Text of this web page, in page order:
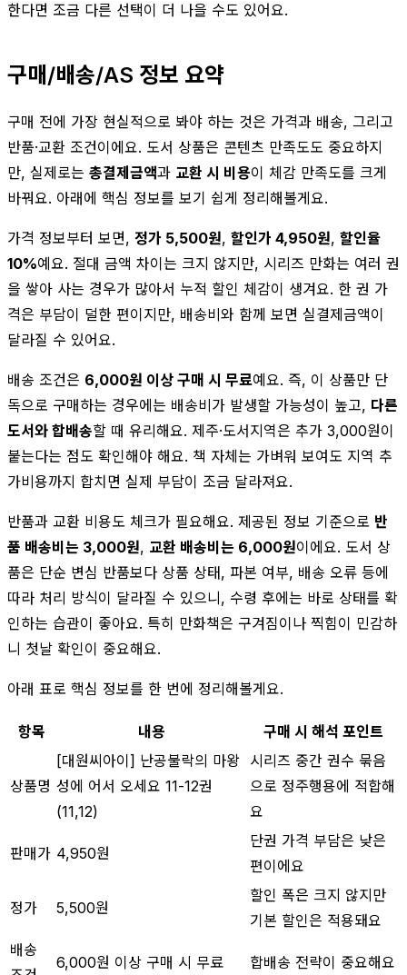
한다면 조금 다른 선택이 더 나을 수도 있어요.
구매/배송/AS 정보 요약
구매 전에 가장 현실적으로 봐야 하는 것은 가격과 배송, 그리고
반품·교환 조건이에요. 도서 상품은 콘텐츠 만족도도 중요하지
만, 실제로는 총결제금액과 교환 시 비용이 체감 만족도를 크게
바꿔요. 아래에 핵심 정보를 보기 쉽게 정리해볼게요.
가격 정보부터 보면, 정가 5,500원, 할인가 4,950원, 할인율
10%예요. 절대 금액 차이는 크지 않지만, 시리즈 만화는 여러 권
을 쌓아 사는 경우가 많아서 누적 할인 체감이 생겨요. 한 권 가
격은 부담이 덜한 편이지만, 배송비와 함께 보면 실결제금액이
달라질 수 있어요.
배송 조건은 6,000원 이상 구매 시 무료예요. 즉, 이 상품만 단
독으로 구매하는 경우에는 배송비가 발생할 가능성이 높고, 다른
도서와 합배송할 때 유리해요. 제주·도서지역은 추가 3,000원이
붙는다는 점도 확인해야 해요. 책 자체는 가벼워 보여도 지역 추
가비용까지 합치면 실제 부담이 조금 달라져요.
반품과 교환 비용도 체크가 필요해요. 제공된 정보 기준으로 반
품 배송비는 3,000원, 교환 배송비는 6,000원이에요. 도서 상
품은 단순 변심 반품보다 상품 상태, 파본 여부, 배송 오류 등에
따라 처리 방식이 달라질 수 있으니, 수령 후에는 바로 상태를 확
인하는 습관이 좋아요. 특히 만화책은 구겨짐이나 찍힘이 민감하
니 첫날 확인이 중요해요.
아래 표로 핵심 정보를 한 번에 정리해볼게요.
항목 내용 구매 시 해석 포인트
상품명
[대원씨아이] 난공불락의 마왕
성에 어서 오세요 11-12권
(11,12)
시리즈 중간 권수 묶음
으로 정주행용에 적합해
요
판매가 4,950원
단권 가격 부담은 낮은
편이에요
정가 5,500원
할인 폭은 크지 않지만
기본 할인은 적용돼요
배송
6,000원 이상 구매 시 무료 합배송 전략이 중요해요